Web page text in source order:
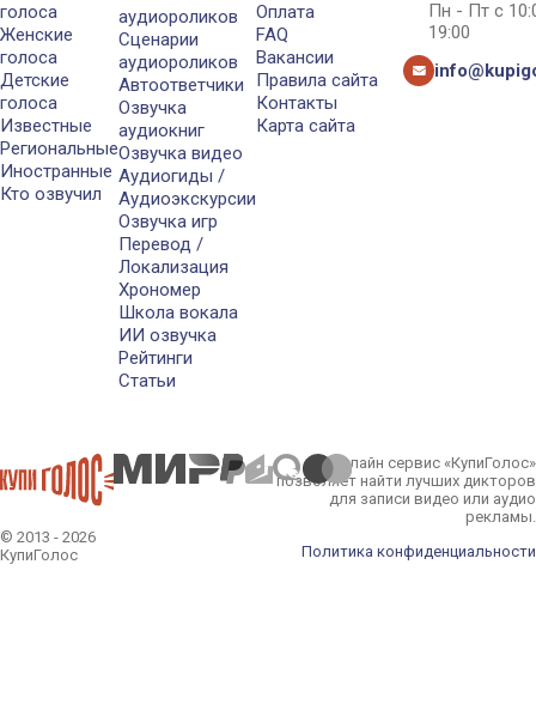
голоса
Женские
голоса
Детские
голоса
Известные
Региональные
Иностранные
Кто озвучил
аудиороликов
Сценарии
аудиороликов
Автоответчики
Озвучка
аудиокниг
Озвучка видео
Аудиогиды /
Аудиоэкскурсии
Озвучка игр
Перевод /
Локализация
Хрономер
Школа вокала
ИИ озвучка
Рейтинги
Статьи
Оплата
FAQ
Вакансии
Правила сайта
Контакты
Карта сайта
Пн - Пт с
19:00
© 2013 - 2026
КупиГолос
Онлайн сервис «КупиГолос»
позволяет найти лучших дикторов
для записи видео или аудио
рекламы.
Политика конфиденциальности